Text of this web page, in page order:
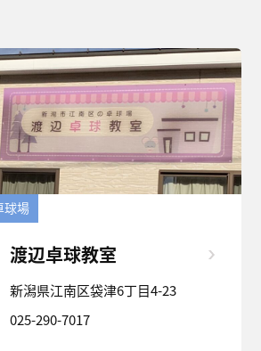
球場
渡辺卓球教室
新潟県江南区袋津6丁目4-23
025-290-7017